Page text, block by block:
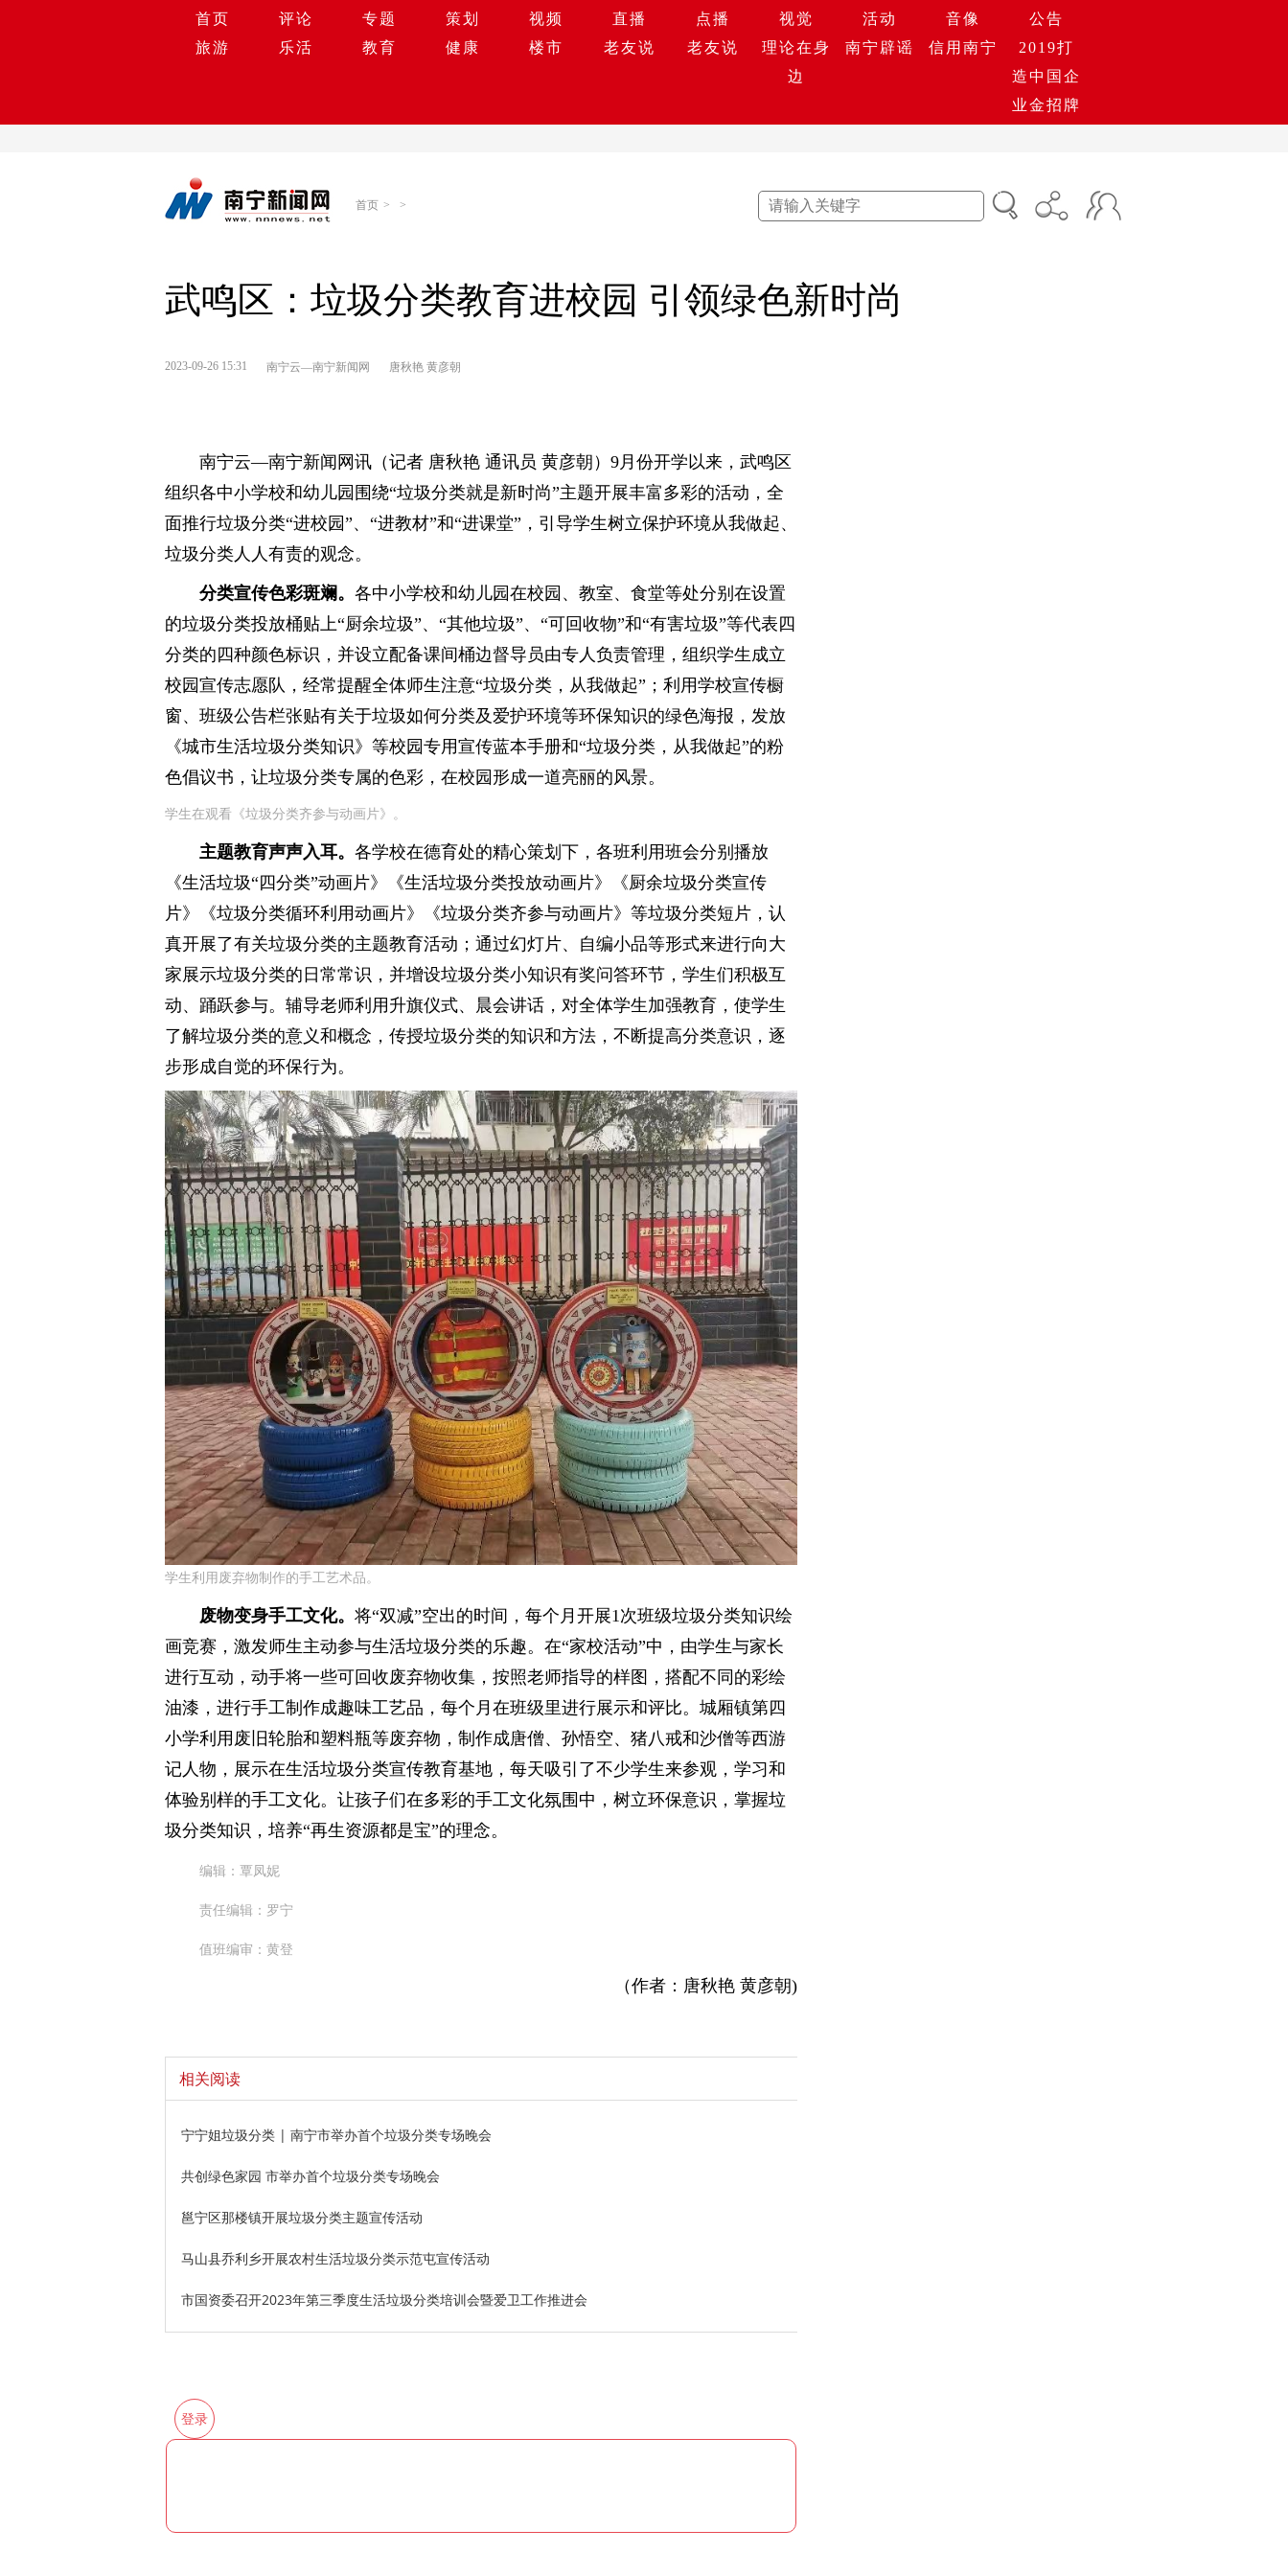
首页 评论 专题 策划 视频 直播 点播 视觉 活动 音像
公告
旅游
乐活 教育 健康 楼市 老友说 老友说
理论在身
边
南宁辟谣 信用南宁
2019打
造中国企
业金招牌
首页 > >
武鸣区：垃圾分类教育进校园 引领绿色新时尚
2023-09-26 15:31 南宁云—南宁新闻网 唐秋艳 黄彦朝
南宁云—南宁新闻网讯（记者 唐秋艳 通讯员 黄彦朝）9月份开学以来，武鸣区
组织各中小学校和幼儿园围绕“垃圾分类就是新时尚”主题开展丰富多彩的活动，全
面推行垃圾分类“进校园”、“进教材”和“进课堂”，引导学生树立保护环境从我做起、
垃圾分类人人有责的观念。
分类宣传色彩斑斓。 各中小学校和幼儿园在校园、教室、食堂等处分别在设置
的垃圾分类投放桶贴上“厨余垃圾”、“其他垃圾”、“可回收物”和“有害垃圾”等代表四
分类的四种颜色标识，并设立配备课间桶边督导员由专人负责管理，组织学生成立
校园宣传志愿队，经常提醒全体师生注意“垃圾分类，从我做起”；利用学校宣传橱
窗、班级公告栏张贴有关于垃圾如何分类及爱护环境等环保知识的绿色海报，发放
《城市生活垃圾分类知识》等校园专用宣传蓝本手册和“垃圾分类，从我做起”的粉
色倡议书，让垃圾分类专属的色彩，在校园形成一道亮丽的风景。
学生在观看《垃圾分类齐参与动画片》。
主题教育声声入耳。 各学校在德育处的精心策划下，各班利用班会分别播放
《生活垃圾“四分类”动画片》《生活垃圾分类投放动画片》《厨余垃圾分类宣传
片》《垃圾分类循环利用动画片》《垃圾分类齐参与动画片》等垃圾分类短片，认
真开展了有关垃圾分类的主题教育活动；通过幻灯片、自编小品等形式来进行向大
家展示垃圾分类的日常常识，并增设垃圾分类小知识有奖问答环节，学生们积极互
动、踊跃参与。辅导老师利用升旗仪式、晨会讲话，对全体学生加强教育，使学生
了解垃圾分类的意义和概念，传授垃圾分类的知识和方法，不断提高分类意识，逐
步形成自觉的环保行为。
学生利用废弃物制作的手工艺术品。
废物变身手工文化。 将“双减”空出的时间，每个月开展1次班级垃圾分类知识绘
画竞赛，激发师生主动参与生活垃圾分类的乐趣。在“家校活动”中，由学生与家长
进行互动，动手将一些可回收废弃物收集，按照老师指导的样图，搭配不同的彩绘
油漆，进行手工制作成趣味工艺品，每个月在班级里进行展示和评比。城厢镇第四
小学利用废旧轮胎和塑料瓶等废弃物，制作成唐僧、孙悟空、猪八戒和沙僧等西游
记人物，展示在生活垃圾分类宣传教育基地，每天吸引了不少学生来参观，学习和
体验别样的手工文化。让孩子们在多彩的手工文化氛围中，树立环保意识，掌握垃
圾分类知识，培养“再生资源都是宝”的理念。
编辑：覃凤妮
责任编辑：罗宁
值班编审：黄登
（作者：唐秋艳 黄彦朝)
相关阅读
宁宁姐垃圾分类 | 南宁市举办首个垃圾分类专场晚会
共创绿色家园 市举办首个垃圾分类专场晚会
邕宁区那楼镇开展垃圾分类主题宣传活动
马山县乔利乡开展农村生活垃圾分类示范屯宣传活动
市国资委召开2023年第三季度生活垃圾分类培训会暨爱卫工作推进会
登录